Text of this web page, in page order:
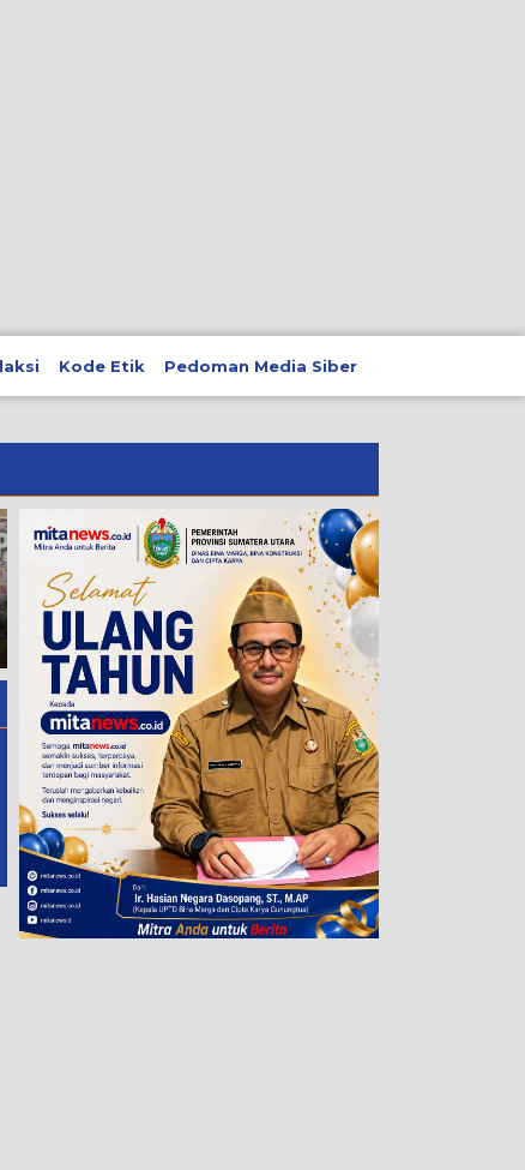
Kode Etik Pedoman Media Siber
Enam Terlapor Konflik
Gunung Malintang Digiring
ke Ruang Tahanan, Kuasa
Hukum Desak Tiga LP
Warga Segera Dituntaskan
Hari Kedua Festival Tao
Joujou 2026 Berlangsung
Kondusif, Seminar
Dorong UMKM Naik Kelas